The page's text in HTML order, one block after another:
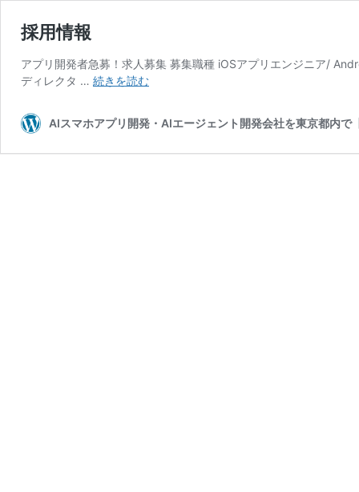
採用情報
アプリ開発者急募！求人募集 募集職種 iOSアプリエンジニア/
ディレクタ … 続きを読む採
報
AIスマホアプリ開発・AIエージェント開発会社を東京都内で